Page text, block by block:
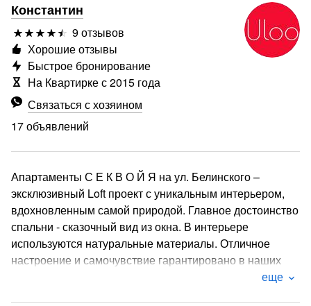
Константин
9 отзывов
Связаться с хозяином
17 объявлений
Хорошие отзывы
Быстрое бронирование
На Квартирке с 2015 года
Апартаменты С Е К В О Й Я на ул. Белинского –
эксклюзивный Loft проект с уникальным интерьером,
вдохновленным самой природой. Главное достоинство
спальни - сказочный вид из окна. В интерьере
используются натуральные материалы. Отличное
настроение и самочувствие гарантировано в наших
еще